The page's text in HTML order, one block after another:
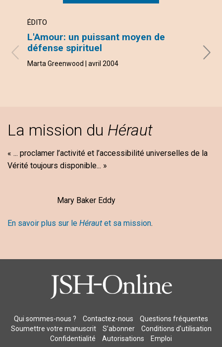
ÉDITO
L'Amour: un puissant moyen de
défense spirituel
Marta Greenwood | avril 2004
avec
La mission du Héraut
« ... proclamer l’activité et l’accessibilité universelles de la
Vérité toujours disponible... »
Mary Baker Eddy
En savoir plus sur le Héraut et sa mission.
Qui sommes-nous ? Contactez-nous
Questions fréquentes
Soumettre votre manuscrit
S’abonner
Conditions d'utilisation
Confidentialité
Autorisations Emploi